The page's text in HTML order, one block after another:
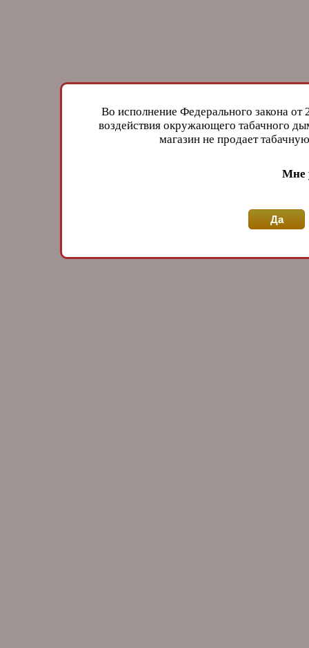
Во исполнение Федерального закона
воздействия окружающего табачного
магазин не продает
Мне
Да